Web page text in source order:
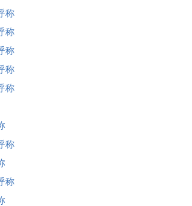
称
称
称
称
称
称
称